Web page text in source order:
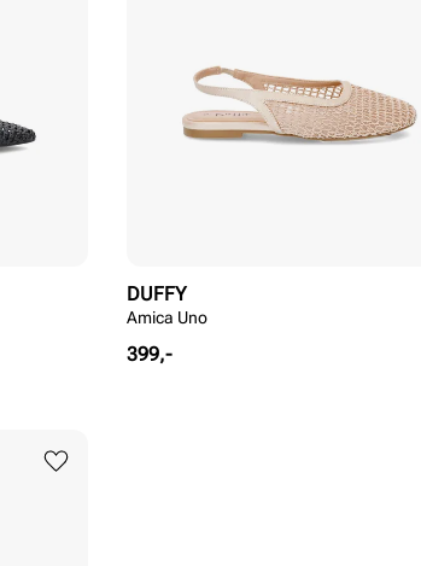
DUFFY
Amica Uno
Pris
399,-